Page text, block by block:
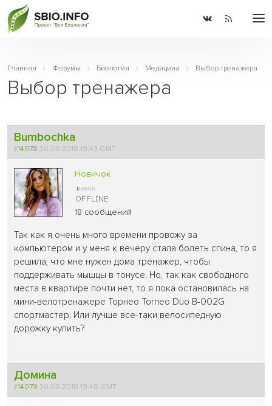
Главная Форумы Биология Медицина Выбор тренажера
Выбор тренажера
Bumbochka
#14078 30.08.2018 19:43 GMT
Новичок
18 сообщений
Так как я очень много времени провожу за
компьютером и у меня к вечеру стала болеть спина, то я
решила, что мне нужен дома тренажер, чтобы
поддерживать мышцы в тонусе. Но, так как свободного
места в квартире почти нет, то я пока остановилась на
мини-велотренажере Торнео Torneo Duo B-002G
спортмастер. Или лучше все-таки велосипедную
дорожку купить?
Домина
#14079 30.08.2018 19:48 GMT